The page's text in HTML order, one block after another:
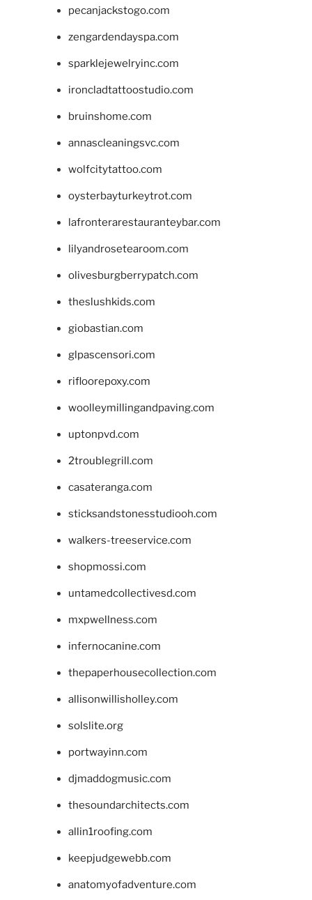
pecanjackstogo.com
zengardendayspa.com
sparklejewelryinc.com
ironcladtattoostudio.com
bruinshome.com
annascleaningsvc.com
wolfcitytattoo.com
oysterbayturkeytrot.com
lafronterarestauranteybar.com
lilyandrosetearoom.com
olivesburgberrypatch.com
theslushkids.com
giobastian.com
glpascensori.com
rifloorepoxy.com
woolleymillingandpaving.com
uptonpvd.com
2troublegrill.com
casateranga.com
sticksandstonesstudiooh.com
walkers-treeservice.com
shopmossi.com
untamedcollectivesd.com
mxpwellness.com
infernocanine.com
thepaperhousecollection.com
allisonwillisholley.com
solslite.org
portwayinn.com
djmaddogmusic.com
thesoundarchitects.com
allin1roofing.com
keepjudgewebb.com
anatomyofadventure.com